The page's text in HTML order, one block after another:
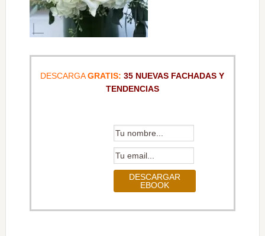
DESCARGAGRATIS: 35 NUEVAS FACHADAS Y
TENDENCIAS